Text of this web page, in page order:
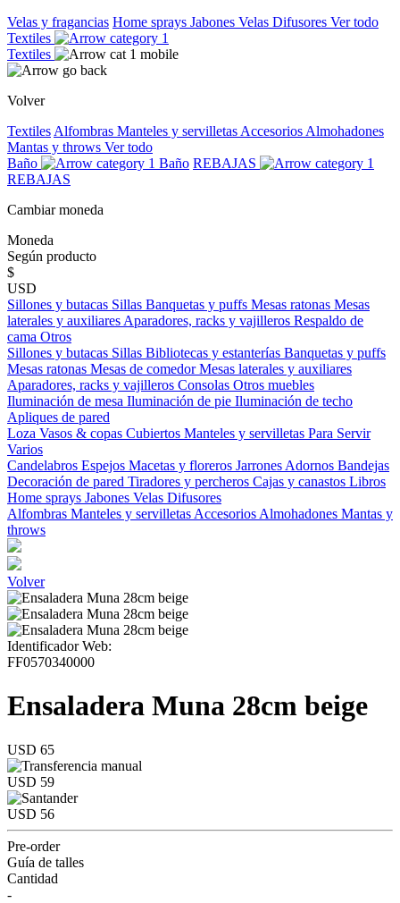
Velas y fragancias Home sprays Jabones Velas Difusores Ver todo
Textiles
Textiles
Volver
Textiles Alfombras Manteles y servilletas Accesorios Almohadones
Mantas y throws Ver todo
Baño
Baño REBAJAS
REBAJAS
Cambiar moneda
Moneda
Según producto
$
USD
Sillones y butacas Sillas Banquetas y puffs Mesas ratonas Mesas
laterales y auxiliares Aparadores, racks y vajilleros Respaldo de
cama Otros
Sillones y butacas Sillas Bibliotecas y estanterías Banquetas y puffs
Mesas ratonas Mesas de comedorMesas laterales y auxiliares
Aparadores, racks y vajilleros Consolas Otros muebles
Iluminación de mesa Iluminación de pie Iluminación de techo
Apliques de pared
Loza Vasos & copas Cubiertos Manteles y servilletas Para Servir
Varios
Candelabros Espejos Macetas y floreros Jarrones Adornos Bandejas
Decoración de pared Tiradores y percheros Cajas y canastos Libros
Home sprays Jabones Velas Difusores
Alfombras Manteles y servilletas Accesorios Almohadones Mantas y
throws
Volver
Identificador Web:
FF0570340000
Ensaladera Muna 28cm beige
USD 65
USD 59
USD 56
Pre-order
Guía de talles
Cantidad
-